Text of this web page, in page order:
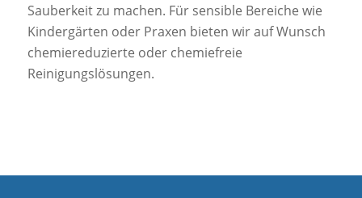
Sauberkeit zu machen. Für sensible Bereiche wie
Kindergärten oder Praxen bieten wir auf Wunsch
chemiereduzierte oder chemiefreie
Reinigungslösungen.